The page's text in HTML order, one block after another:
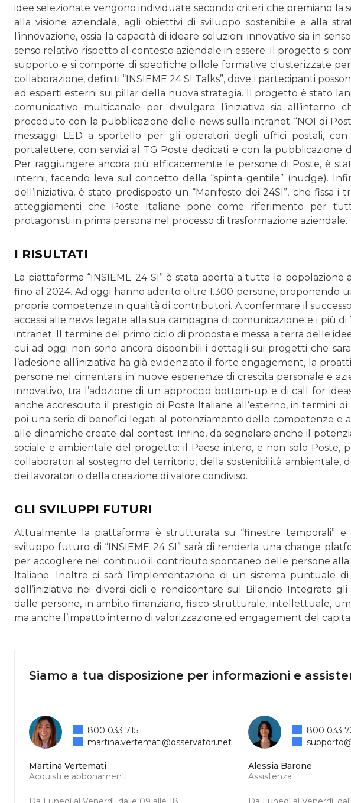
idee selezionate vengono individuate secondo criteri che premiano la
alla visione aziendale, agli obiettivi di sviluppo sostenibile e alla
l’innovazione, ossia la capacità di ideare soluzioni innovative sia in
senso relativo rispetto al contesto aziendale in essere. Il progetto si
supporto e si compone di specifiche pillole formative clusterizzate
collaborazione, definiti “INSIEME 24 SI Talks”, dove i partecipanti
ed esperti esterni sui pillar della nuova strategia. Il progetto è stato
comunicativo multicanale per divulgare l’iniziativa sia all’interno
proceduto con la pubblicazione delle news sulla intranet “NOI di
messaggi LED a sportello per gli operatori degli uffici postali,
portalettere, con servizi al TG Poste dedicati e con la pubblicazione
Per raggiungere ancora più efficacemente le persone di Poste, è
interni, facendo leva sul concetto della “spinta gentile” (nudge).
dell’iniziativa, è stato predisposto un “Manifesto dei 24SI”, che fissa i
atteggiamenti che Poste Italiane pone come riferimento per
protagonisti in prima persona nel processo di trasformazione aziendale.
I RISULTATI
La piattaforma “INSIEME 24 SI” è stata aperta a tutta la popolazione
fino al 2024. Ad oggi hanno aderito oltre 1.300 persone, proponendo
proprie competenze in qualità di contributori. A confermare il
accessi alle news legate alla sua campagna di comunicazione e i più di
intranet. Il termine del primo ciclo di proposta e messa a terra delle
cui ad oggi non sono ancora disponibili i dettagli sui progetti che
l’adesione all’iniziativa ha già evidenziato il forte engagement, la
persone nel cimentarsi in nuove esperienze di crescita personale e
innovativo, tra l’adozione di un approccio bottom-up e di call for
anche accresciuto il prestigio di Poste Italiane all’esterno, in termini
poi una serie di benefici legati al potenziamento delle competenze e
alle dinamiche create dal contest. Infine, da segnalare anche il
sociale e ambientale del progetto: il Paese intero, e non solo Poste,
collaboratori al sostegno del territorio, della sostenibilità ambientale,
dei lavoratori o della creazione di valore condiviso.
GLI SVILUPPI FUTURI
Attualmente la piattaforma è strutturata su “finestre temporali”
sviluppo futuro di “INSIEME 24 SI” sarà di renderla una change
per accogliere nel continuo il contributo spontaneo delle persone
Italiane. Inoltre ci sarà l’implementazione di un sistema puntuale
dall’iniziativa nei diversi cicli e rendicontare sul Bilancio Integrato
dalle persone, in ambito finanziario, fisico-strutturale, intellettuale,
ma anche l’impatto interno di valorizzazione ed engagement del
Siamo a tua disposizione per informazioni e
Martina Vertemati
Acquisti e abbonamenti
800 033 715
martina.vertemati@osservatori.net
Alessia Barone
Assistenza
800 033